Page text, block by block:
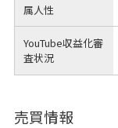
属人性
YouTube収益化審
査状況
売買情報